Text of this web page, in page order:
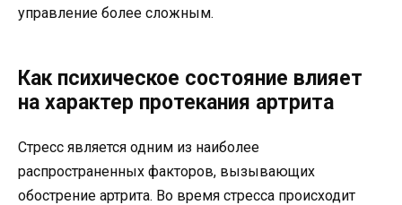
управление более сложным.
Как психическое состояние влияет
на характер протекания артрита
Стресс является одним из наиболее
распространенных факторов, вызывающих
обострение артрита. Во время стресса происходит